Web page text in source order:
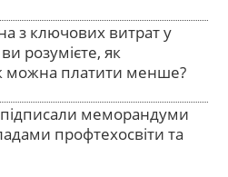
з ключових витрат у
розумієте, як
можна платити менше?
меморандуми
профтехосвіти та